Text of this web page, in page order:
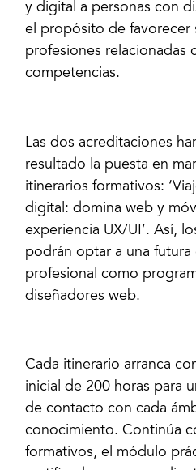
y digital a personas con
el propósito de favorecer
profesiones relacionadas
competencias.
Las dos acreditaciones
resultado la puesta en
itinerarios formativos:
digital: domina web y
experiencia UX/UI’. Así,
podrán optar a una futura
profesional como
diseñadores web.
Cada itinerario arranca
inicial de 200 horas para
de contacto con cada
conocimiento. Continúa
formativos, el módulo